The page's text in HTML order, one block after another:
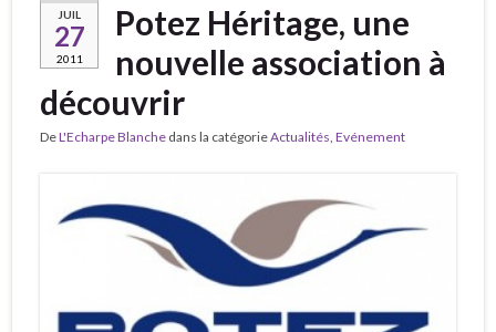
JUIL
27
2011
Potez Héritage, une
nouvelle association à
découvrir
DeL'Echarpe Blanche dans la catégorieActualités Evénement